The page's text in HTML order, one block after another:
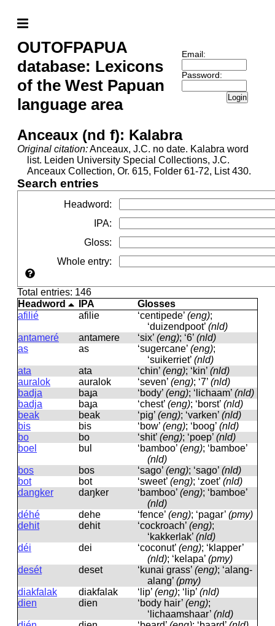
OUTOFPAPUA
database: Lexicons
of the West Papuan
language area
Email:
Password:
Login
Anceaux (nd f): Kalabra
Original citation:Anceaux, J.C. no date. Kalabra word
list. Leiden University Special Collections, J.C.
Anceaux Collection, Or. 615, Folder 61-72, List 430.
Search entries
Headword:
IPA:
Gloss:
Whole entry:
Total entries: 146
Headword
IPA
Glosses
afilié
afilie ‘centipede’ (eng);
‘duizendpoot’ (nld)
antameré
antamere ‘six’ (eng); ‘6’ (nld)
as
as ‘sugercane’ (eng);
‘suikerriet’ (nld)
ata
ata ‘chin’ (eng); ‘kin’ (nld)
auralok
auralok ‘seven’ (eng); ‘7’ (nld)
badja
baɟa ‘body’ (eng); ‘lichaam’ (nld)
badja
baɟa ‘chest’ (eng); ‘borst’ (nld)
beak
beak ‘pig’ (eng); ‘varken’ (nld)
bis
bis ‘bow’ (eng); ‘boog’ (nld)
bo
bo ‘shit’ (eng); ‘poep’ (nld)
boel
bul ‘bamboo’ (eng); ‘bamboe’
(nld)
bos
bos ‘sago’ (eng); ‘sago’ (nld)
bot
bot ‘sweet’ (eng); ‘zoet’ (nld)
dangker
daŋker ‘bamboo’ (eng); ‘bamboe’
(nld)
déhé
dehe ‘fence’ (eng); ‘pagar’ (pmy)
dehit
dehit ‘cockroach’ (eng);
‘kakkerlak’ (nld)
déi
dei ‘coconut’ (eng); ‘klapper’
(nld); ‘kelapa’ (pmy)
desét
deset ‘kunai grass’ (eng); ‘alang-
alang’ (pmy)
diakfalak
diakfalak ‘lip’ (eng); ‘lip’ (nld)
dien
dien ‘body hair’ (eng);
‘lichaamshaar’ (nld)